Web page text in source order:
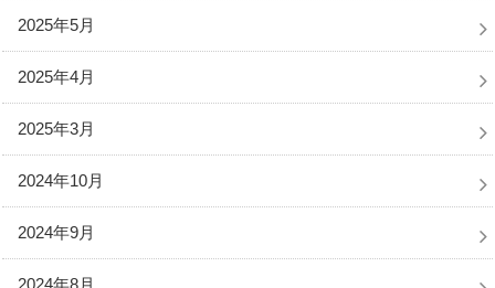
2025年5月
2025年4月
2025年3月
2024年10月
2024年9月
2024年8月